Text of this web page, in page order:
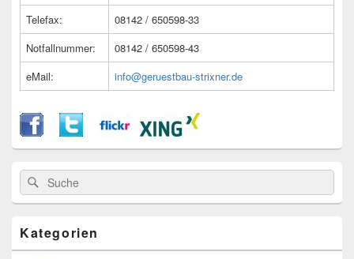
Telefax:
08142 / 650598-33
Notfallnummer:
08142 / 650598-43
eMail:
info@geruestbau-strixner.de
Suche
nach:
Suche
Kategorien